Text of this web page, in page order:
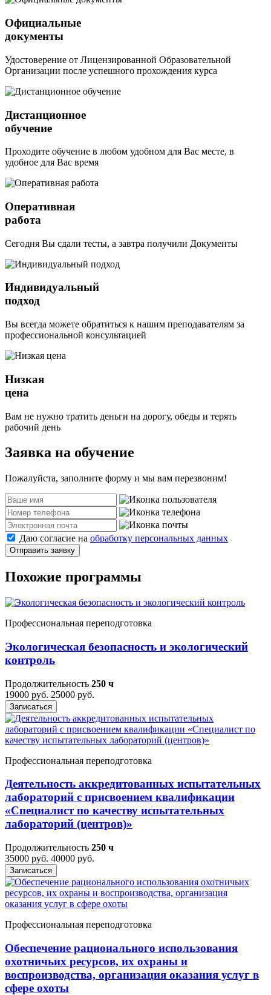
Официальные
документы
Удостоверение от Лицензированной Образовательной
Организации после успешного прохождения курса
Дистанционное
обучение
Проходите обучение в любом удобном для Вас месте, в
удобное для Вас время
Оперативная
работа
Сегодня Вы сдали тесты, а завтра получили Документы
Индивидуальный
подход
Вы всегда можете обратиться к нашим преподавателям за
профессиональной консультацией
Низкая
цена
Вам не нужно тратить деньги на дорогу, обеды и терять
рабочий день
Заявка на обучение
Пожалуйста, заполните форму и мы вам перезвоним!
Даю согласие на обработку персональных данных
Отправить заявку
Похожие программы
Профессиональная переподготовка
Экологическая безопасность и экологический
контроль
Продолжительность 250 ч
19000 руб. 25000 руб.
Записаться
Профессиональная переподготовка
Деятельность аккредитованных испытательных
лабораторий с присвоением квалификации
«Специалист по качеству испытательных
лабораторий (центров)»
Продолжительность 250 ч
35000 руб. 40000 руб.
Записаться
Профессиональная переподготовка
Обеспечение рационального использования
охотничьих ресурсов, их охраны и
воспроизводства, организация оказания услуг в
сфере охоты